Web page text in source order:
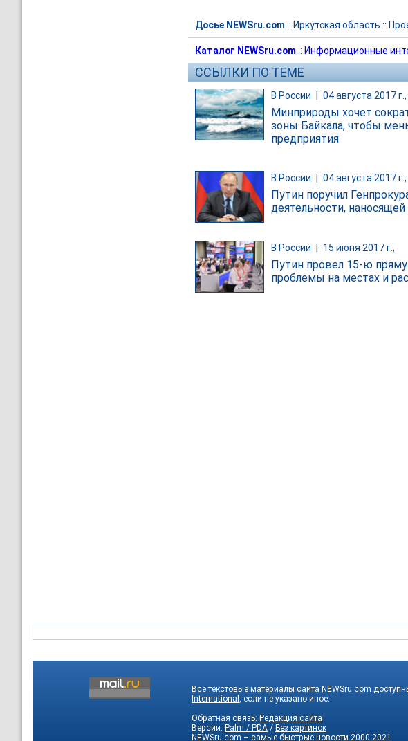
Досье NEWSru.com :: Иркутская область ::
Каталог NEWSru.com :: Информационные
ССЫЛКИ ПО ТЕМЕ
В России 04 августа 2017 г.,
Минприроды хочет
зоны Байкала, чтобы
предприятия
В России 04 августа 2017 г.,
Путин поручил
деятельности,
В России | 15 июня 2017 г.,
Путин провел 15-ю
проблемы на местах и
Все текстовые материалы сайта NEWSru.com
International
, если не указано иное.
Обратная связь: Редакция сайта
Версии: Palm / PDA / Без картинок
NEWSru.com – самые быстрые новости 2000-2021